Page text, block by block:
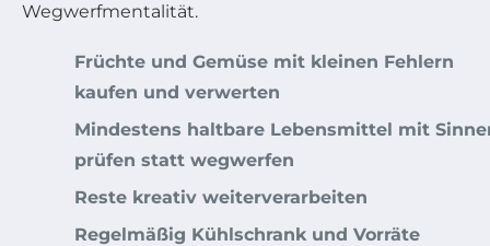
Wegwerfmentalität.
Früchte und Gemüse mit kleinen Fehlern
kaufen und verwerten
Mindestens haltbare Lebensmittel mit
prüfen statt wegwerfen
Reste kreativ weiterverarbeiten
Regelmäßig Kühlschrank und Vorräte